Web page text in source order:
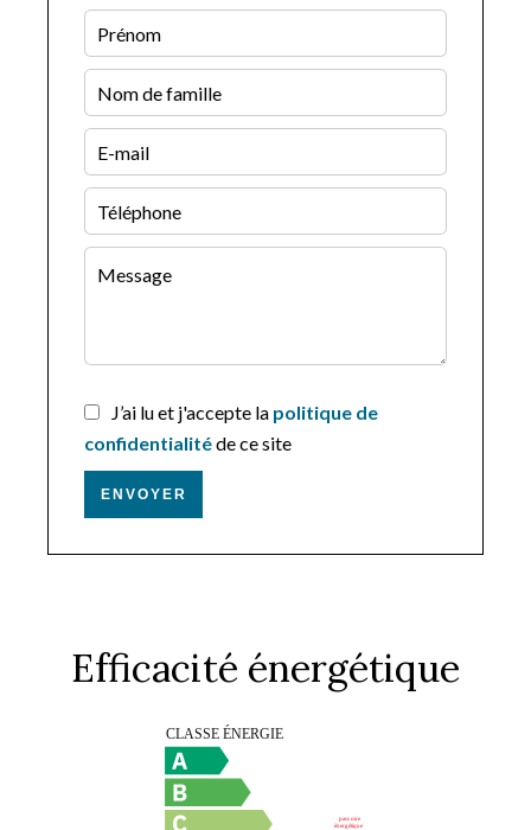
J’ai lu et j'accepte la politique de
confidentialitéde ce site
ENVOYER
Efficacité énergétique